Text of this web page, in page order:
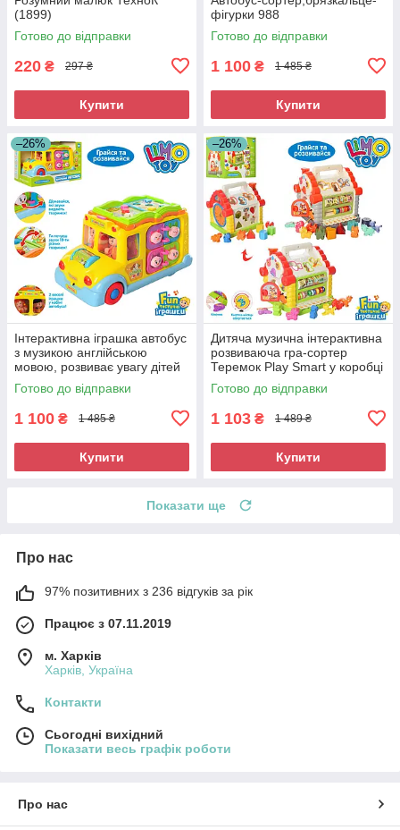
(1899)
Готово до відправки
220 ₴ 297 ₴
Купити
фігурки 988
Готово до відправки
1 100 ₴ 1 485 ₴
Купити
–26%
Інтерактивна іграшка автобус
з музикою англійською
мовою, розвиває увагу дітей
(796)
Готово до відправки
1 100 ₴ 1 485 ₴
Купити
–26%
Дитяча музична інтерактивна
розвиваюча гра-сортер
Теремок Play Smart у коробці
Готово до відправки
1 103 ₴ 1 489 ₴
Купити
Показати ще
Про нас
97% позитивних з 236 відгуків за рік
Працює з 07.11.2019
м. Харків
Харків, Україна
Контакти
Сьогодні вихідний
Показати весь графік роботи
Про нас